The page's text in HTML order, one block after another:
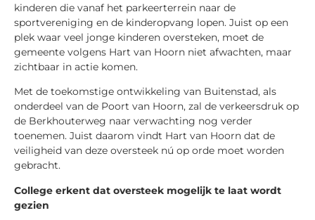
kinderen die vanaf het parkeerterrein naar de
sportvereniging en de kinderopvang lopen. Juist op een
plek waar veel jonge kinderen oversteken, moet de
gemeente volgens Hart van Hoorn niet afwachten, maar
zichtbaar in actie komen.
Met de toekomstige ontwikkeling van Buitenstad, als
onderdeel van de Poort van Hoorn, zal de verkeersdruk op
de Berkhouterweg naar verwachting nog verder
toenemen. Juist daarom vindt Hart van Hoorn dat de
veiligheid van deze oversteek nú op orde moet worden
gebracht.
College erkent dat oversteek mogelijk te laat wordt
gezien